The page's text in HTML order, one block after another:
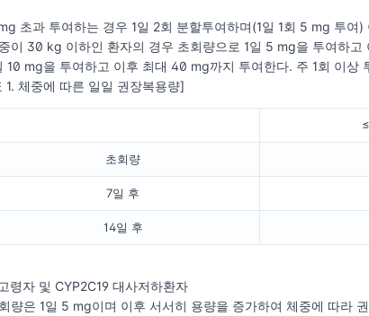
초과 투여하는 경우 1일 2회 분할투여하며(1일 1회 5 mg 투
이 30 kg 이하인 환자의 경우 초회량으로 1일 5 mg을 투여하
10 mg을 투여하고 이후 최대 40 mg까지 투여한다. 주 1회 이상
1. 체중에 따른 일일 권장복용량]
초회량
7일 후
14일 후
령자 및 CYP2C19 대사저하환자
량은 1일 5 mg이며 이후 서서히 용량을 증가하여 체중에 따라